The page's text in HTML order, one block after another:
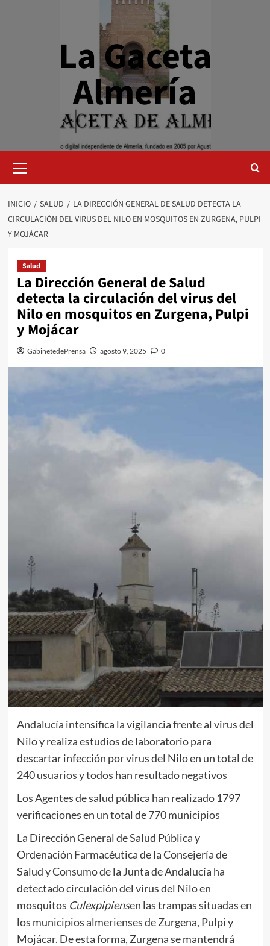
La Gaceta
Almería
primario
INICIO SALUD
LA DIRECCIÓN GENERAL DE SALUD DETECTA LA
CIRCULACIÓN DEL VIRUS DEL NILO EN MOSQUITOS EN ZURGENA, PULPI
Y MOJÁCAR
Salud
La Dirección General de Salud
detecta la circulación del virus del
Nilo en mosquitos en Zurgena, Pulpi
y Mojácar
GabinetedePrensa agosto 9, 2025 0
Andalucía intensifica la vigilancia frente al virus del
Nilo y realiza estudios de laboratorio para
descartar infección por virus del Nilo en un total de
240 usuarios y todos han resultado negativos
Los Agentes de salud pública han realizado 1797
verificaciones en un total de 770 municipios
La Dirección General de Salud Pública y
Ordenación Farmacéutica de la Consejería de
Salud y Consumo de la Junta de Andalucía ha
detectado circulación del virus del Nilo en
mosquitos Culexpipiensen las trampas situadas en
los municipios almerienses de Zurgena, Pulpi y
Mojácar. De esta forma, Zurgena se mantendrá